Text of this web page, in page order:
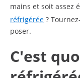
mains et soit assez
réfrigérée ?
poser.
C'est